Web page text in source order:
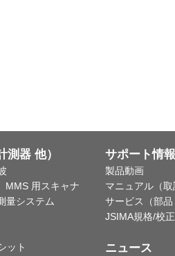
器 他）
用スキャナ
量システム
ット
サポート情報
製品動画
マニュアル（
サービス（部
JSIMA規格/校
ニュース